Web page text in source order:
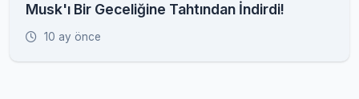
Musk'ı Bir Geceliğine Tahtından İndirdi!
10 ay önce